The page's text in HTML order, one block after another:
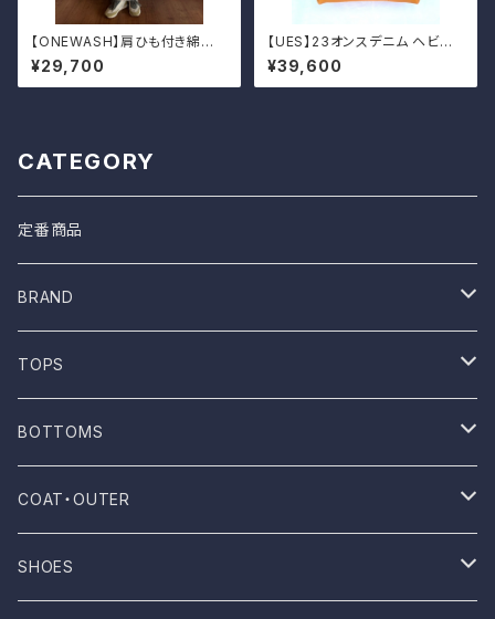
【ONEWASH】肩ひも付き綿麻
ギャザースカート
¥29,700
【UES】23オンスデニム ヘビー
トートバッグ M
¥39,600
CATEGORY
定番商品
BRAND
ONE WASH
Mau
NOVESTA
ROTOTO
TOPS
T-shirt
Shirt
No sleeve
BOTTOMS
Pants
Skirts
COAT・OUTER
Coat
SHOES